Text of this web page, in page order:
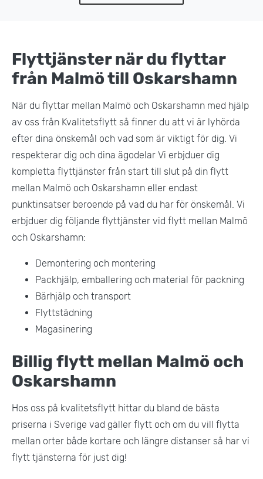
Flyttjänster när du flyttar
från Malmö till Oskarshamn
När du flyttar mellan Malmö och Oskarshamn med hjälp
av oss från Kvalitetsflytt så finner du att vi är lyhörda
efter dina önskemål och vad som är viktigt för dig. Vi
respekterar dig och dina ägodelar Vi erbjduer dig
kompletta flyttjänster från start till slut på din flytt
mellan Malmö och Oskarshamn eller endast
punktinsatser beroende på vad du har för önskemål. Vi
erbjduer dig följande flyttjänster vid flytt mellan Malmö
och Oskarshamn:
Demontering och montering
Packhjälp, emballering och material för packning
Bärhjälp och transport
Flyttstädning
Magasinering
Billig flytt mellan Malmö och
Oskarshamn
Hos oss på kvalitetsflytt hittar du bland de bästa
priserna i Sverige vad gäller flytt och om du vill flytta
mellan orter både kortare och längre distanser så har vi
flytt tjänsterna för just dig!